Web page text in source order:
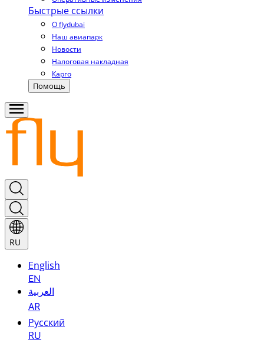
Быстрые ссылки
О flydubai
Наш авиапарк
Новости
Налоговая накладная
Карго
Помощь
RU
English
EN
العربية
AR
Русский
RU